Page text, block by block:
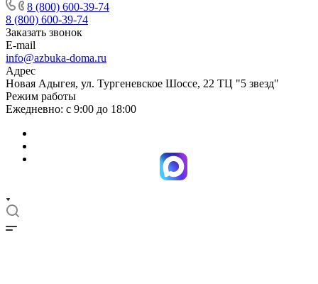
8 (800) 600-39-74
8 (800) 600-39-74
Заказать звонок
E-mail
info@azbuka-doma.ru
Адрес
Новая Адыгея, ул. Тургеневское Шоссе, 22 ТЦ "5 звезд"
Режим работы
Ежедневно: с 9:00 до 18:00